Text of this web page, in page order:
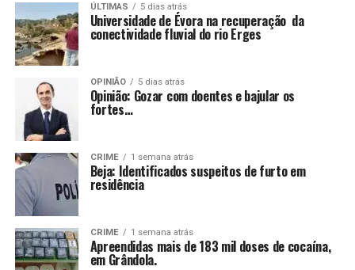
ÚLTIMAS 5 dias atrás
Universidade de Évora na recuperação da
conectividade fluvial do rio Erges
OPINIÃO 5 dias atrás
Opinião: Gozar com doentes e bajular os
fortes…
CRIME 1 semana atrás
Beja: Identificados suspeitos de furto em
residência
CRIME 1 semana atrás
Apreendidas mais de 183 mil doses de cocaína,
em Grândola.